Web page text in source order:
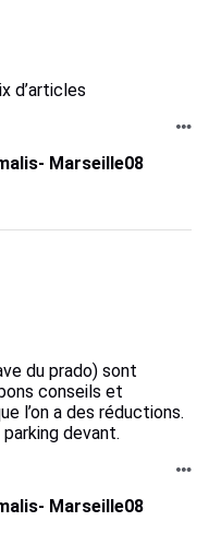
d’articles
Marseille08
du prado) sont
conseils et
l’on a des réductions.
devant.
Marseille08